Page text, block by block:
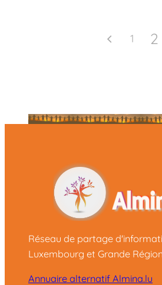
1 2
Réseau de partage
Luxembourg et Grande
Annuaire alternatif Almina.lu